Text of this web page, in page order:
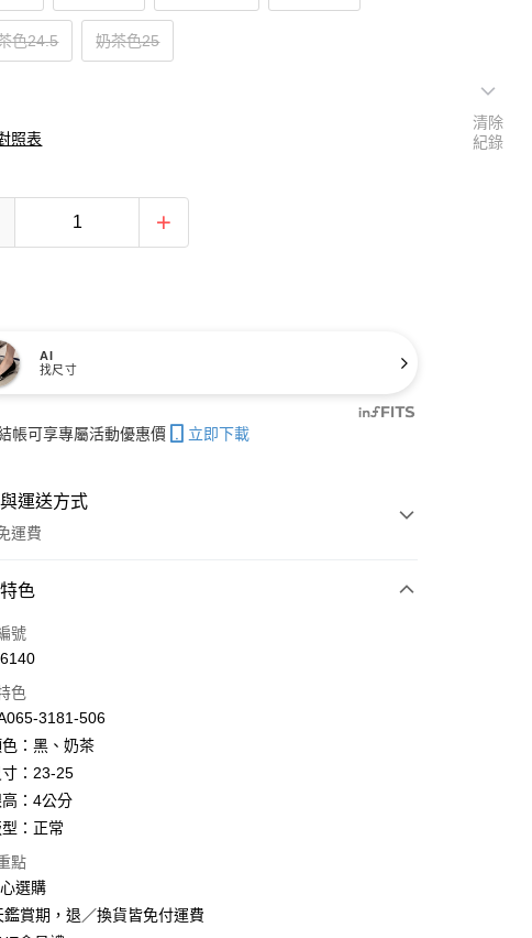
色24.5 奶茶色25
照表
AI
找尺寸
帳可享專屬活動優惠價 立即下載
運送方式
運費
方式
一次付款
Pay
Pay
付
Pay
色
號
色
3181-506
：黑、奶茶
寸：23-25
高：4公分
型：正常
點
選購
鑑賞期，退／換貨皆免付運費
清除
紀錄